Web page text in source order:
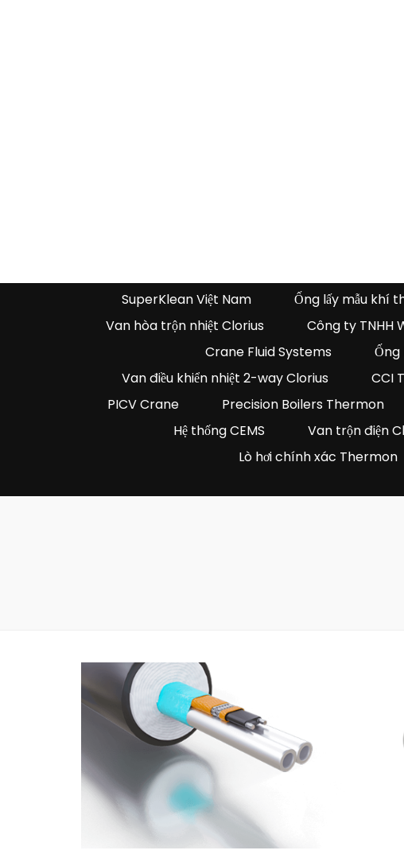
SuperKlean Việt Nam Ống lấy mẫu khí
Van hòa trộn nhiệt Clorius
Công ty TNHH
Crane Fluid Systems
Ống
Van điều khiển nhiệt 2-way Clorius
CCI
PICV Crane
Precision Boilers Thermon
Hệ thống CEMS
Van trộn điện
Lò hơi chính xác Thermon